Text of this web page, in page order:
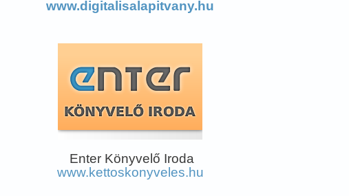
www.digitalisalapitvany.hu
Enter Könyvelő Iroda
www.kettoskonyveles.hu